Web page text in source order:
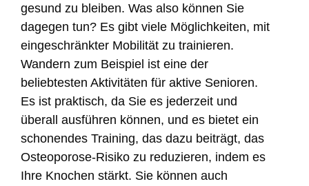
gesund zu bleiben. Was also können Sie
dagegen tun? Es gibt viele Möglichkeiten, mit
eingeschränkter Mobilität zu trainieren.
Wandern zum Beispiel ist eine der
beliebtesten Aktivitäten für aktive Senioren.
Es ist praktisch, da Sie es jederzeit und
überall ausführen können, und es bietet ein
schonendes Training, das dazu beiträgt, das
Osteoporose-Risiko zu reduzieren, indem es
Ihre Knochen stärkt. Sie können auch